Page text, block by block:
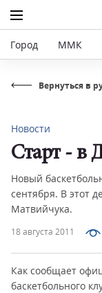
Город ММК
Вернуться в
18 августа 2011
Новости
Старт - в
Новый
сентября. В этот
Матвийчука.
Как сообщает
баскетбольного